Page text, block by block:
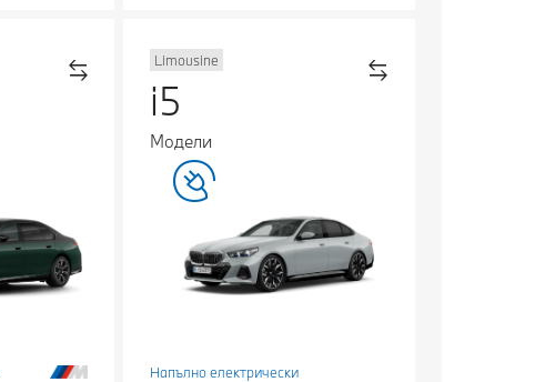
Limousine
i5
Модели
Напълно електрически